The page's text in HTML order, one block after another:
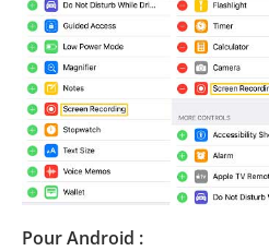
Pour Android :